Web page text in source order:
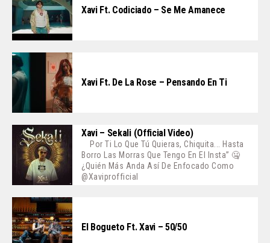
Xavi Ft. Codiciado – Se Me Amanece
Xavi Ft. De La Rose – Pensando En Ti
Xavi – Sekali (Official Video)
Por Ti Lo Que Tú Quieras, Chiquita... Hasta
Borro Las Morras Que Tengo En El Insta” 🤐
¿Quién Más Anda Así De Enfocado Como
@xaviprofficial
El Bogueto Ft. Xavi – 50/50